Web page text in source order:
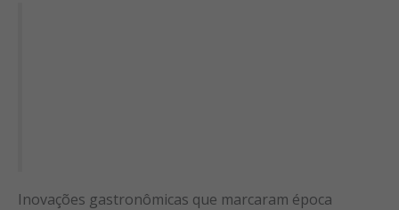
Inovações gastronômicas que marcaram época